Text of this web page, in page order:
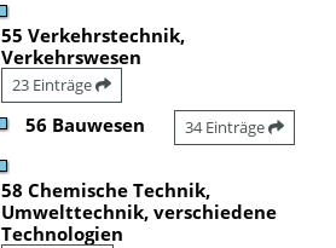
55 Verkehrstechnik,
Verkehrswesen
23 Einträge
56 Bauwesen 34 Einträge
58 Chemische Technik,
Umwelttechnik, verschiedene
Technologien